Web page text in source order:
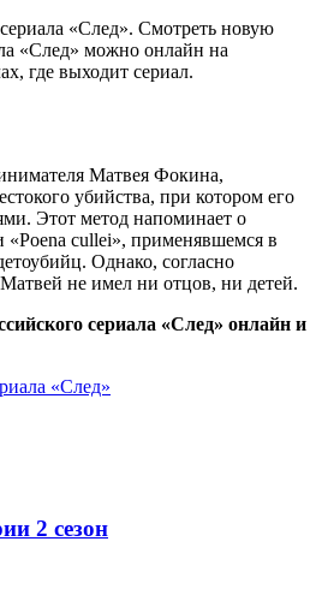
«След». Смотреть новую
«След» можно онлайн на
где выходит сериал.
Матвея Фокина,
убийства, при котором его
Этот метод напоминает о
«Poena cullei», применявшемся в
Однако, согласно
не имел ни отцов, ни детей.
сериала «След» онлайн и
«След»
2 сезон